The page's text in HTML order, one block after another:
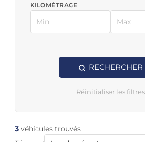
KILOMÉTRAGE
RECHERCHER
Réinitialiser les filtres
3 véhicules trouvés